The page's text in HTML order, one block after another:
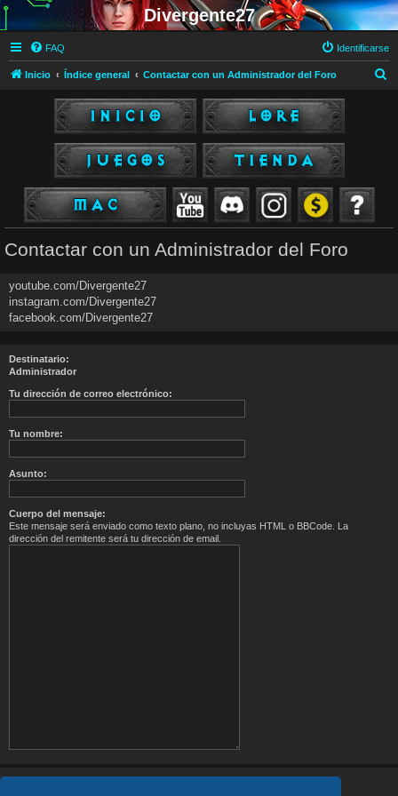
Divergente27
FAQ Identificarse
Inicio Índice general Contactar con un Administrador del Foro
Contactar con un Administrador del Foro
youtube.com/Divergente27
instagram.com/Divergente27
facebook.com/Divergente27
Destinatario:
Administrador
Tu dirección de correo electrónico:
Tu nombre:
Asunto:
Cuerpo del mensaje:
Este mensaje será enviado como texto plano, no incluyas HTML o BBCode. La
dirección del remitente será tu dirección de email.